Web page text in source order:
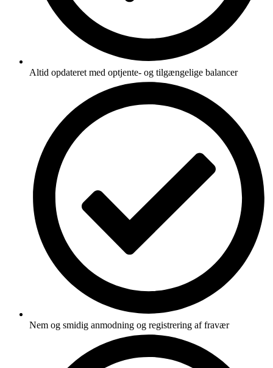
Altid opdateret med optjente- og tilgængelige balancer
Nem og smidig anmodning og registrering af fravær